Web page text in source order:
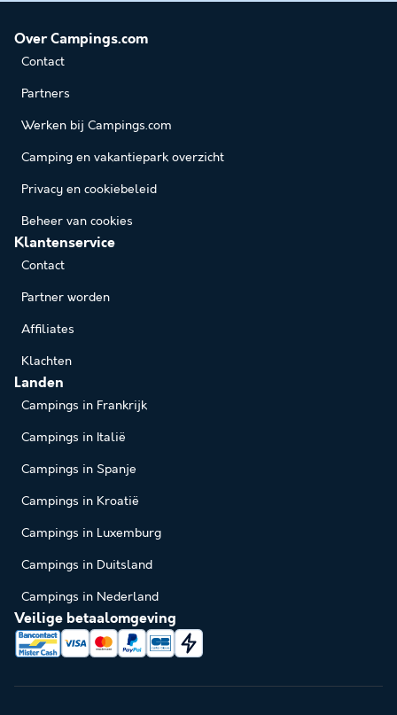
Over Campings.com
Contact
Partners
Werken bij Campings.com
Camping en vakantiepark overzicht
Privacy en cookiebeleid
Beheer van cookies
Klantenservice
Contact
Partner worden
Affiliates
Klachten
Landen
Campings in Frankrijk
Campings in Italië
Campings in Spanje
Campings in Kroatië
Campings in Luxemburg
Campings in Duitsland
Campings in Nederland
Veilige betaalomgeving